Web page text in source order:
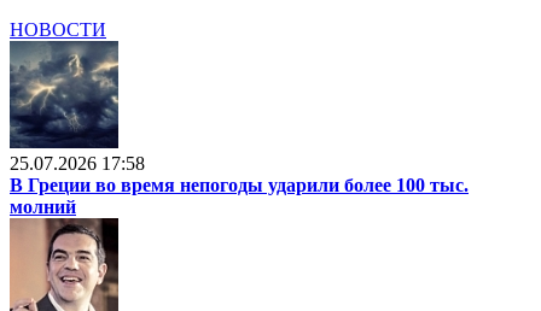
НОВОСТИ
25.07.2026 17:58
В Греции во время непогоды ударили более 100 тыс.
молний